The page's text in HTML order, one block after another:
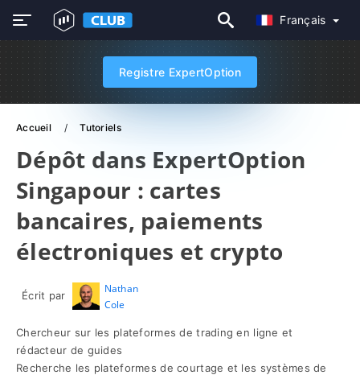
Français
Registre ExpertOption
Accueil Tutoriels
Dépôt dans ExpertOption
Singapour : cartes
bancaires, paiements
électroniques et crypto
Écrit par
Nathan
Cole
Chercheur sur les plateformes de trading en ligne et
rédacteur de guides
Recherche les plateformes de courtage et les systèmes de